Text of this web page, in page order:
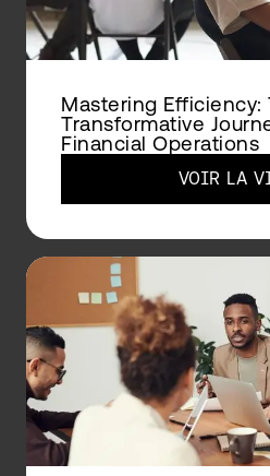
Mastering Efficiency:
Transformative
Financial Operations
VOIR LA